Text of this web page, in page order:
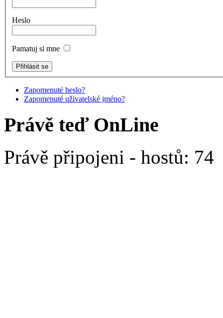
Heslo
Pamatuj si mne
Zapomenuté heslo?
Zapomenuté uživatelské jméno?
Právě teď OnLine
Právě připojeni - hostů: 74